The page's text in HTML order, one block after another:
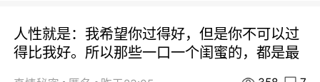
人性就是：我希望你过得好，但是你不可以过
得比我好。所以那些一口一个闺蜜的，都是最